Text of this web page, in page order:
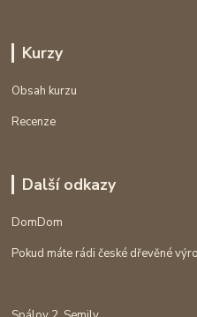
Kurzy
Obsah kurzu
Recenze
Další odkazy
DomDom
Pokud máte rádi české dřevěné